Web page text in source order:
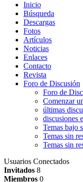
Inicio
Búsqueda
Descargas
Fotos
Artículos
Noticias
Enlaces
Contacto
Revista
Foro de Discusión
Foro de
Comenzar
últimas
discusiones
Temas bajo
Temas sin
Temas sin
Usuarios Conectados
Invitados 8
Miembros 0